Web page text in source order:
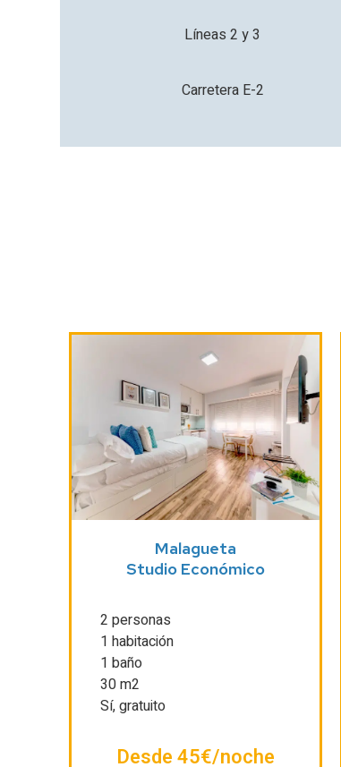
Líneas 2 y 3
Carretera E-2
Malagueta
Studio Económico
2 personas
1 habitación
1 baño
30 m2
Sí, gratuito
Desde 45€/noche